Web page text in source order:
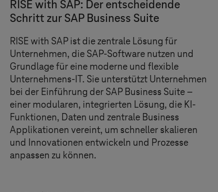
RISE with SAP: Der entscheidende
Schritt zur SAP Business Suite
RISE with SAP ist die zentrale Lösung für
Unternehmen, die SAP-Software nutzen und
Grundlage für eine moderne und flexible
Unternehmens-IT. Sie unterstützt Unternehmen
bei der Einführung der SAP Business Suite –
einer modularen, integrierten Lösung, die KI-
Funktionen, Daten und zentrale Business
Applikationen vereint, um schneller skalieren
und Innovationen entwickeln und Prozesse
anpassen zu können.